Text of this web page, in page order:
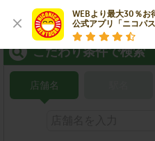
WEBより最大30％お
公式アプリ「ニコパス
こだわり条件で検索
店舗名